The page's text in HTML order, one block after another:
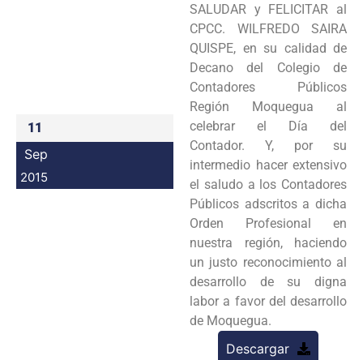
Programas
Intranet
11
Sep
2015
SALUDAR y FELICITAR al
CPCC. WILFREDO SAIRA
QUISPE, en su calidad de
Decano del Colegio de
Contadores Públicos
Región Moquegua al
celebrar el Día del
Contador. Y, por su
intermedio hacer extensivo
el saludo a los Contadores
Públicos adscritos a dicha
Orden Profesional en
nuestra región, haciendo
un justo reconocimiento al
desarrollo de su digna
labor a favor del desarrollo
de Moquegua.
Descargar